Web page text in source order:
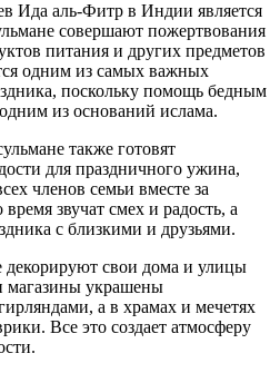
Ида аль-Фитр в Индии является
совершают пожертвования
питания и других предметов
одним из самых важных
поскольку помощь бедным
из оснований ислама.
также готовят
для праздничного ужина,
членов семьи вместе за
звучат смех и радость, а
с близкими и друзьями.
свои дома и улицы
магазины украшены
а в храмах и мечетях
Все это создает атмосферу